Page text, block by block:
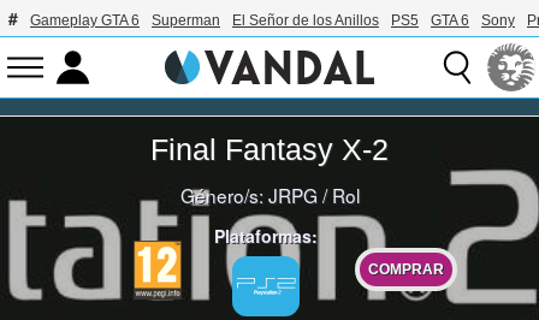
Gameplay GTA 6 Superman El Señor de los Anillos PS5 GTA 6 Sony
Final Fantasy X-2
Género/s:JRPG/Rol
Plataformas:
COMPRAR